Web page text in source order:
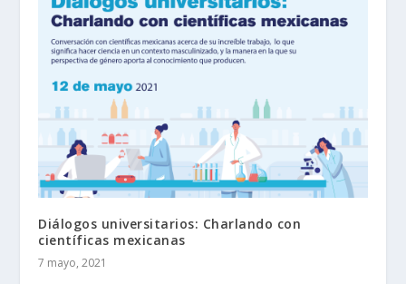
Diálogos universitarios: Charlando con
científicas mexicanas
7 mayo, 2021